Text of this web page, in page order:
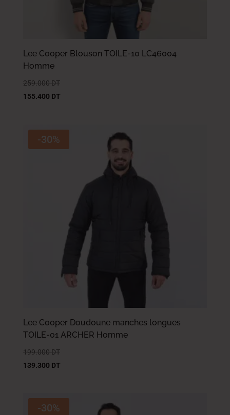
Lee Cooper Blouson TOILE-10 LC46004
Homme
259.000 DT
155.400 DT
-30%
Lee Cooper Doudoune manches longues
TOILE-01 ARCHER Homme
199.000 DT
139.300 DT
-30%